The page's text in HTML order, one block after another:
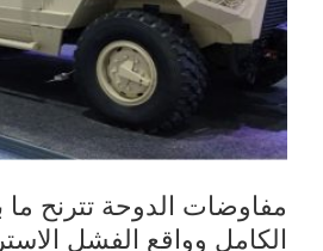
مفاوضات الدوحة تترنح ما
الكامل وواقع الفشل